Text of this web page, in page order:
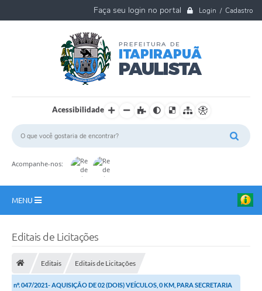
Login / Cadastro
Acessibilidade
Acompanhe-nos:
MENU
Carta de Serviços
Editais de Licitações
Editais Editais de Licitações
nº. 047/2021- AQUISIÇÃO DE 02 (DOIS) VEÍCULOS, 0 KM, PARA SECRETARIA